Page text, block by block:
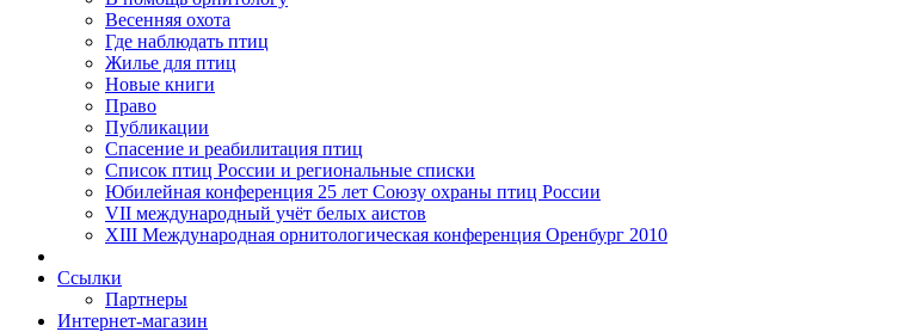
Весенняя охота
Где наблюдать птиц
Жилье для птиц
Новые книги
Право
Публикации
Спасение и реабилитация птиц
Список птиц России и региональные списки
Юбилейная конференция 25 лет Союзу охраны птиц России
VII международный учёт белых аистов
XIII Международная орнитологическая конференция Оренбург 2010
Ссылки
Партнеры
Интернет-магазин